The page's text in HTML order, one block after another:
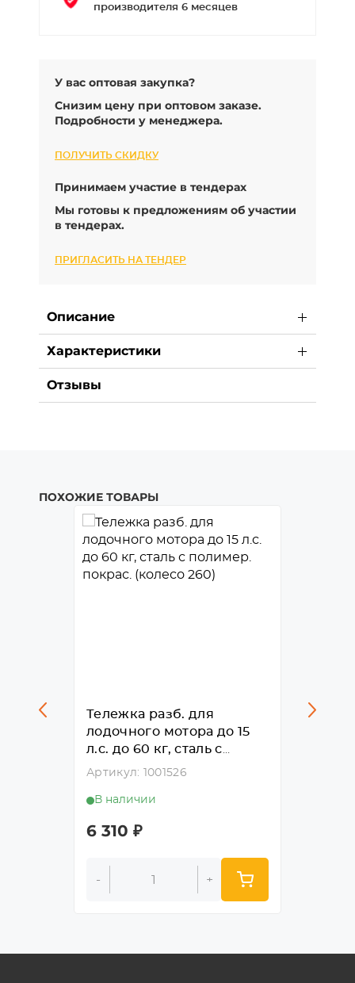
производителя 6 месяцев
У вас оптовая закупка?
Снизим цену при оптовом заказе.
Подробности у менеджера.
ПОЛУЧИТЬ СКИДКУ
Принимаем участие в тендерах
Мы готовы к предложениям об участии
в тендерах.
ПРИГЛАСИТЬ НА ТЕНДЕР
Описание
Характеристики
Отзывы
ПОХОЖИЕ ТОВАРЫ
Тележка разб. для
лодочного мотора до 15
л.с. до 60 кг, сталь с
полимер. покрас. (колесо
Артикул: 1001526
В наличии
6 310 ₽
- +